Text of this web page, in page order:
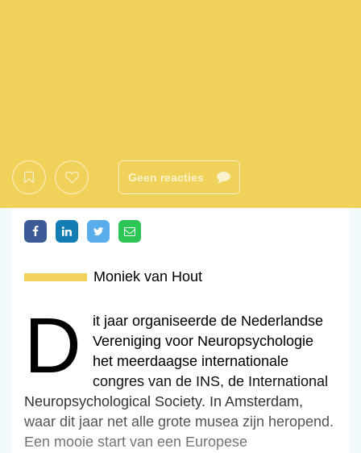
Geen reacties
Moniek van Hout
d
Dit jaar organiseerde de Nederlandse
Vereniging voor Neuropsychologie
het meerdaagse internationale
congres van de INS, de International
Neuropsychological Society. In Amsterdam,
waar dit jaar net alle grote musea zijn heropend.
Een mooie start van een Europese